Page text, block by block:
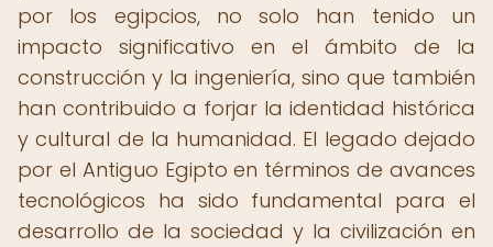
por los egipcios, no solo han tenido un
impacto significativo en el ámbito de la
construcción y la ingeniería, sino que también
han contribuido a forjar la identidad histórica
y cultural de la humanidad. El legado dejado
por el Antiguo Egipto en términos de avances
tecnológicos ha sido fundamental para el
desarrollo de la sociedad y la civilización en